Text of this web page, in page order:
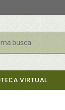
VIRTUAL